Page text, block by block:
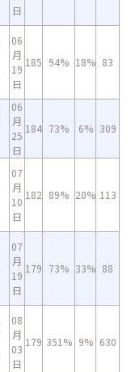
日
06
月
19
日
185 94% 18% 83
06
月
25
日
184 73% 6% 309
07
月
10
日
182 89% 20% 113
07
月
19
日
179 73% 33% 88
08
月
03
日
179 351% 9% 630